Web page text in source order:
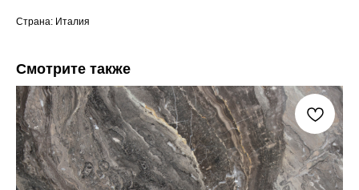
Страна: Италия
Смотрите также